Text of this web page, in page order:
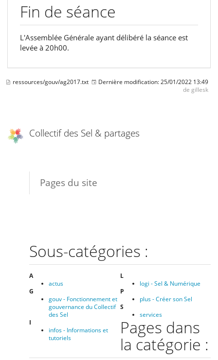
Fin de séance
L'Assemblée Générale ayant délibéré ‬la séance est
levée à‭ ‬20h‭00.
ressources/gouv/ag2017.txt Dernière modification:25/01/2022 13:49
de gillesk
Collectif des Sel & partages
Pages du site
Sous-catégories :
A
actus
G
gouv - Fonctionnement et
gouvernance du Collectif
des Sel
I
infos - Informations et
tutoriels
L
logi - Sel & Numérique
P
plus - Créer son Sel
S
services
Pages dans
la catégorie :